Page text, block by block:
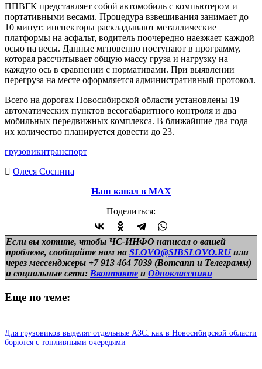
ППВГК представляет собой автомобиль с компьютером и
портативными весами. Процедура взвешивания занимает до
10 минут: инспекторы раскладывают металлические
платформы на асфальт, водитель поочередно наезжает каждой
осью на весы. Данные мгновенно поступают в программу,
которая рассчитывает общую массу груза и нагрузку на
каждую ось в сравнении с нормативами. При выявлении
перегруза на месте оформляется административный протокол.
Всего на дорогах Новосибирской области установлены 19
автоматических пунктов весогабаритного контроля и два
мобильных передвижных комплекса. В ближайшие два года
их количество планируется довести до 23.
грузовикитранспорт
Олеся Соснина
Наш канал в МАХ
Поделиться:
Если вы хотите, чтобы ЧС-ИНФО написал о вашей
проблеме, сообщайте нам на SLOVO@SIBSLOVO.RU или
через мессенджеры +7 913 464 7039 (Вотсапп и Телеграмм)
и социальные сети: Вконтакте и Одноклассники
Еще по теме:
Для грузовиков выделят отдельные АЗС: как в Новосибирской области
борются с топливными очередями